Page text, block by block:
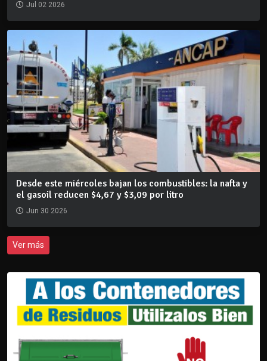
Jul 02 2026
Desde este miércoles bajan los combustibles: la nafta y
el gasoil reducen $4,67 y $3,09 por litro
Jun 30 2026
Ver más